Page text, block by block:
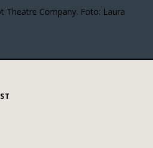
Theatre Company. Foto: Laura